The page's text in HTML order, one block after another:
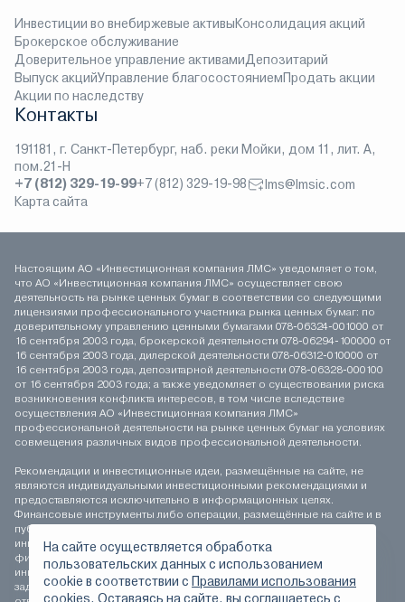
Инвестиции во внебиржевые активыКонсолидация акций
Брокерское обслуживание
Доверительное управление активамиДепозитарий
Выпуск акцийУправление благосостояниемПродать акции
Акции по наследству
Контакты
191181, г. Санкт-Петербург, наб. реки Мойки, дом 11, лит. А,
пом.21-Н
+7 (812) 329-19-99+7 (812) 329-19-98
lms@lmsic.com
Карта сайта
Настоящим АО «Инвестиционная компания ЛМС» уведомляет о том,
что АО «Инвестиционная компания ЛМС» осуществляет свою
деятельность на рынке ценных бумаг в соответствии со следующими
лицензиями профессионального участника рынка ценных бумаг: по
доверительному управлению ценными бумагами 078-06324-001000 от
16 сентября 2003 года, брокерской деятельности 078-06294-100000 от
16 сентября 2003 года, дилерской деятельности 078-06312-010000 от
16 сентября 2003 года, депозитарной деятельности 078-06328-000100
от 16 сентября 2003 года; а также уведомляет о существовании риска
возникновения конфликта интересов, в том числе вследствие
осуществления АО «Инвестиционная компания ЛМС»
профессиональной деятельности на рынке ценных бумаг на условиях
совмещения различных видов профессиональной деятельности.
Рекомендации и инвестиционные идеи, размещённые на сайте, не
являются индивидуальными инвестиционными рекомендациями и
предоставляются исключительно в информационных целях.
Финансовые инструменты либо операции, размещённые на сайте и в
публикуемых материалах, могут не соответствовать вашему
инвестиционному профилю. Определение соответствия
финансового инструмента либо операции инвестиционным целям,
инвестиционному горизонту и толерантности к риску является
задачей инвестора. АО «Инвестиционная компания ЛМС» не несёт
На сайте осуществляется обработка
пользовательских данных с использованием
сookie в соответствии с Правилами использования
cookies. Оставаясь на сайте, вы соглашаетесь с